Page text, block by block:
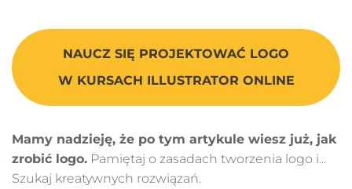
NAUCZ SIĘ PROJEKTOWAĆ LOGO
W KURSACH ILLUSTRATOR ONLINE
Mamy nadzieję, że po tym artykule wiesz już, jak
zrobić logo. Pamiętaj o zasadach tworzenia logo i...
Szukaj kreatywnych rozwiązań.